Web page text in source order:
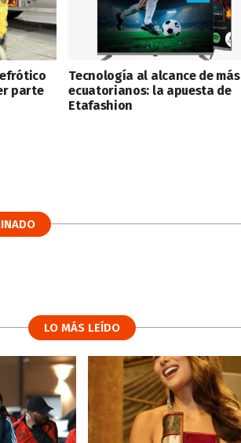
parte
Tecnología al alcance de más
ecuatorianos: la apuesta de
Etafashion
LO MÁS LEÍDO